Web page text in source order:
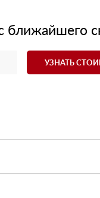
ближайшего
УЗНАТЬ